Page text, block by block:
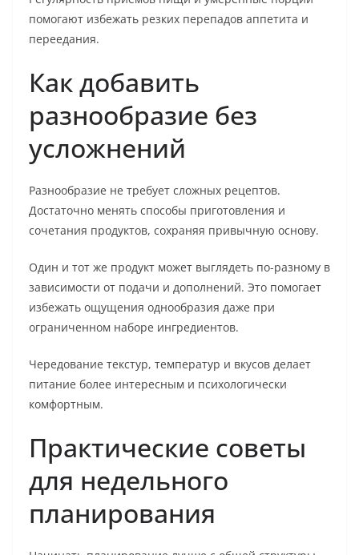
помогают избежать резких перепадов аппетита и
переедания.
Как добавить
разнообразие без
усложнений
Разнообразие не требует сложных рецептов.
Достаточно менять способы приготовления и
сочетания продуктов, сохраняя привычную основу.
Один и тот же продукт может выглядеть по-разному в
зависимости от подачи и дополнений. Это помогает
избежать ощущения однообразия даже при
ограниченном наборе ингредиентов.
Чередование текстур, температур и вкусов делает
питание более интересным и психологически
комфортным.
Практические советы
для недельного
планирования